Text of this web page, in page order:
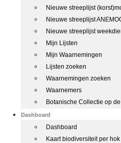
Nieuwe streeplijst
Nieuwe streeplijst
Nieuwe streeplijst
Mijn Lijsten
Mijn Waarnemingen
Lijsten zoeken
Waarnemingen zoeken
Waarnemers
Botanische Collectie op
Dashboard
Dashboard
Kaart biodiversiteit per hok